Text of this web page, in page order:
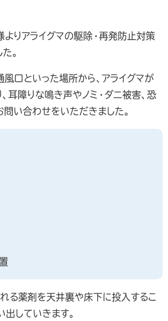
りアライグマの駆除・再発防止対策
。
口といった場所から、アライグマが
耳障りな鳴き声やノミ・ダニ被害、恐
い合わせをいただきました。
る薬剤を天井裏や床下に投入するこ
出していきます。